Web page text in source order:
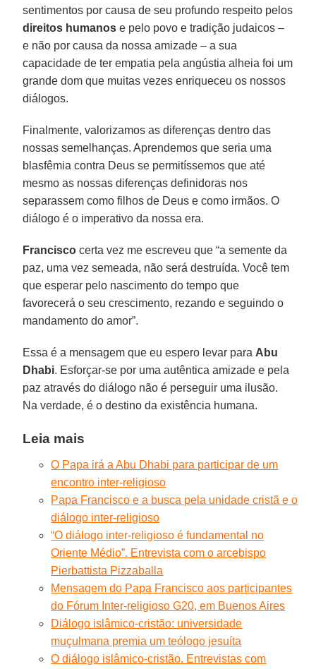
sentimentos por causa de seu profundo respeito pelos
direitos humanos e pelo povo e tradição judaicos –
e não por causa da nossa amizade – a sua
capacidade de ter empatia pela angústia alheia foi um
grande dom que muitas vezes enriqueceu os nossos
diálogos.
Finalmente, valorizamos as diferenças dentro das
nossas semelhanças. Aprendemos que seria uma
blasfêmia contra Deus se permitíssemos que até
mesmo as nossas diferenças definidoras nos
separassem como filhos de Deus e como irmãos. O
diálogo é o imperativo da nossa era.
Francisco certa vez me escreveu que “a semente da
paz, uma vez semeada, não será destruída. Você tem
que esperar pelo nascimento do tempo que
favorecerá o seu crescimento, rezando e seguindo o
mandamento do amor”.
Essa é a mensagem que eu espero levar para Abu
Dhabi. Esforçar-se por uma autêntica amizade e pela
paz através do diálogo não é perseguir uma ilusão.
Na verdade, é o destino da existência humana.
Leia mais
O Papa irá a Abu Dhabi para participar de um
encontro inter-religioso
Papa Francisco e a busca pela unidade cristã e o
diálogo inter-religioso
“O diálogo inter-religioso é fundamental no
Oriente Médio”. Entrevista com o arcebispo
Pierbattista Pizzaballa
Mensagem do Papa Francisco aos participantes
do Fórum Inter-religioso G20, em Buenos Aires
Diálogo islâmico-cristão: universidade
muçulmana premia um teólogo jesuíta
O diálogo islâmico-cristão. Entrevistas com